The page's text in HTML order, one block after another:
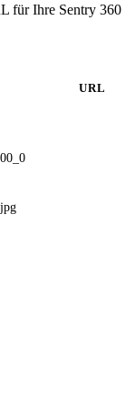
für Ihre Sentry 360
URL